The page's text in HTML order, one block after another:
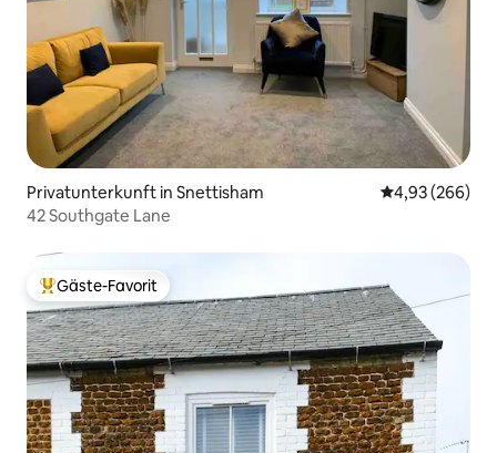
Privatunterkunft in Snettisham
4,93 (266)
42 Southgate Lane
Beliebter Gäste-Favorit.
Gäste-Favorit